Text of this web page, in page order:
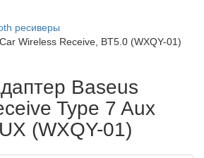
ресиверы
Wireless Receive, BT5.0 (WXQY-01)
Baseus
Type 7 Aux
(WXQY-01)